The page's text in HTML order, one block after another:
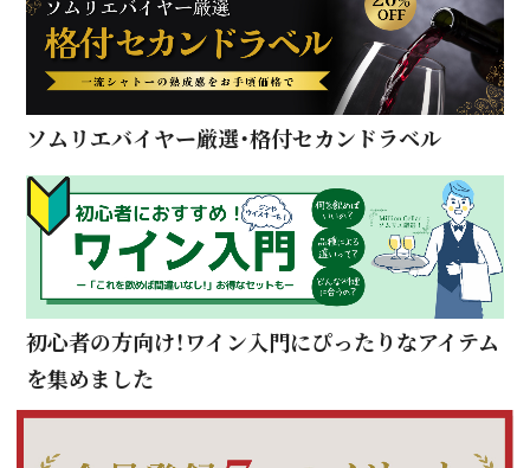
ソムリエバイヤー厳選・格付セカンドラベル
初心者の方向け！ワイン入門にぴったりなアイテム
を集めました